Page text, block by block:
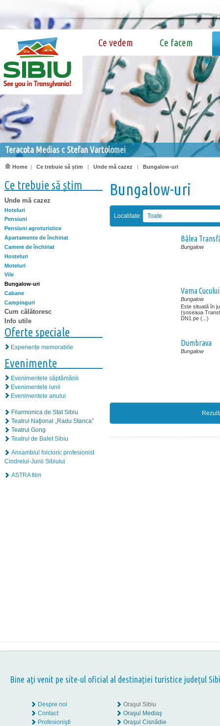
Ce vedem Ce facem
Teracota Medias c Stefan Vartolomei
Home | Ce trebuie să știm | Unde mă cazez | Bungalow-uri
Ce trebuie să știm
Unde mă cazez
Hoteluri
Pensiuni
Pensiuni agroturistice
Apartamente de închiriat
Camere de închiriat
Hosteluri
Moteluri
Vile
Bungalow-uri
Cabane
Campinguri
Cum călătoresc
Info utile
Oferte speciale
Experiențe memorabile
Evenimente
Evenimentele săptămânii
Evenimentele lunii
Evenimentele anului
Filarmonica de Stat Sibiu
Teatrul Naţional „Radu Stanca”
Teatrul Gong
Teatrul de Balet Sibiu
Ansamblul folcloric profesionist
Cindrelul-Junii Sibiului
ASTRA film
Bungalow-uri
Localitate: Toate
Bâlea
Bungalow
Vama Cucului
Bungalow
Este situată în
(șoseaua
DN1 pe (...)
Dumbrava
Bungalow
Bine aţi venit pe site-ul oficial al destinației turistice județul
Despre noi
Contact
Profesionişti
Oraşul Sibiu
Oraşul Mediaş
Oraşul Cisnădie